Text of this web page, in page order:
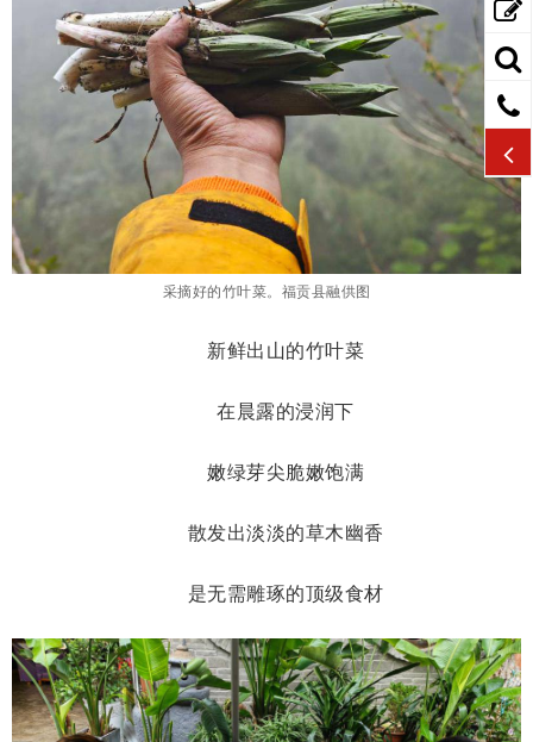
采摘好的竹叶菜。福贡县融供图
新鲜出山的竹叶菜
在晨露的浸润下
嫩绿芽尖脆嫩饱满
散发出淡淡的草木幽香
是无需雕琢的顶级食材